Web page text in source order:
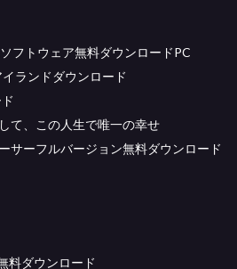
フトウェア無料ダウンロードPC
ランドダウンロード
て、この人生で唯一の幸せ
サーフルバージョン無料ダウンロード
料ダウンロード